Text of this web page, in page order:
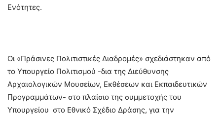
Ενότητες.
Οι «Πράσινες Πολιτιστικές Διαδρομές» σχεδιάστηκαν από
το Υπουργείο Πολιτισμού -δια της Διεύθυνσης
Αρχαιολογικών Μουσείων, Εκθέσεων και Εκπαιδευτικών
Προγραμμάτων- στο πλαίσιο της συμμετοχής του
Υπουργείου στο Εθνικό Σχέδιο Δράσης, για την